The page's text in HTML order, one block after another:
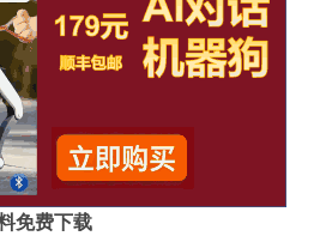
免费下载